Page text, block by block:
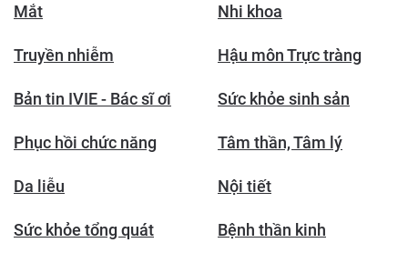
Mắt Nhi khoa
Truyền nhiễm Hậu môn Trực tràng
Bản tin IVIE - Bác sĩ ơi Sức khỏe sinh sản
Phục hồi chức năng Tâm thần, Tâm lý
Da liễu Nội tiết
Sức khỏe tổng quát Bệnh thần kinh